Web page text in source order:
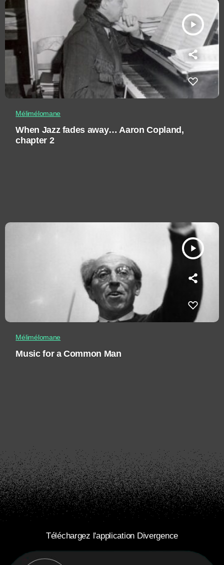
play_arrow
Mélimélomane
When Jazz fades away… Aaron Copland,
chapter 2
play_arrow
Mélimélomane
Music for a Common Man
Téléchargez l'application Divergence